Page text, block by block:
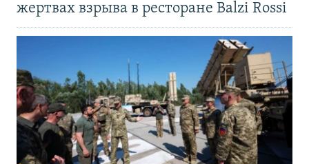
жертвах взрыва в ресторане Balzi Rossi